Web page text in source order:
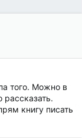
того. Можно в
рассказать.
книгу писать